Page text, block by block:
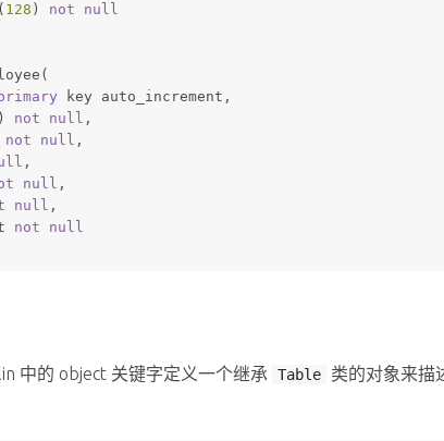
( 128 ) not
null
key auto_increment,
) not null ,
not null ,
,
null ,
null ,
not
null
中的 object 关键字定义一个继承 Table
类的对象来描